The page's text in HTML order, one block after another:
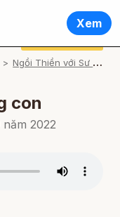
Xem
Tiếng Việt
Anh
Pháp
Tây Ban Nha
Đức
Tiếng Bồ Đào Nha
Thái
Cúng dường
N
gồi Thiền với Sư Ông
con
2022